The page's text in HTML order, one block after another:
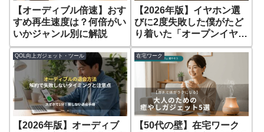
【オーディブル倍速】おす
すめ再生速度は？何倍がい
いかジャンル別に解説
【2026年版】イヤホン選
びに2度失敗した僕がたど
り着いた「オープンイヤー
型」の選び方
QOL向上ガジェット・ツール
【2026年版】オーディブ
在宅ワーク
【50代の壁】在宅ワーク